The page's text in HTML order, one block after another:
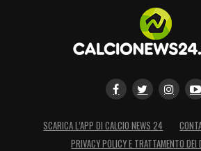
SCARICA L’APP DI CALCIO NEWS 24
PRIVACY POLICY E TRATTAMENTO DEI